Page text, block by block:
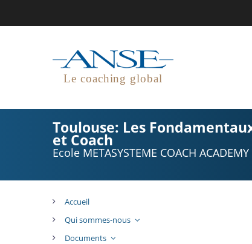
Le coaching global
Toulouse: Les
et Coach
Ecole METASYSTEME COACH
Accueil
Qui sommes-nous
Documents